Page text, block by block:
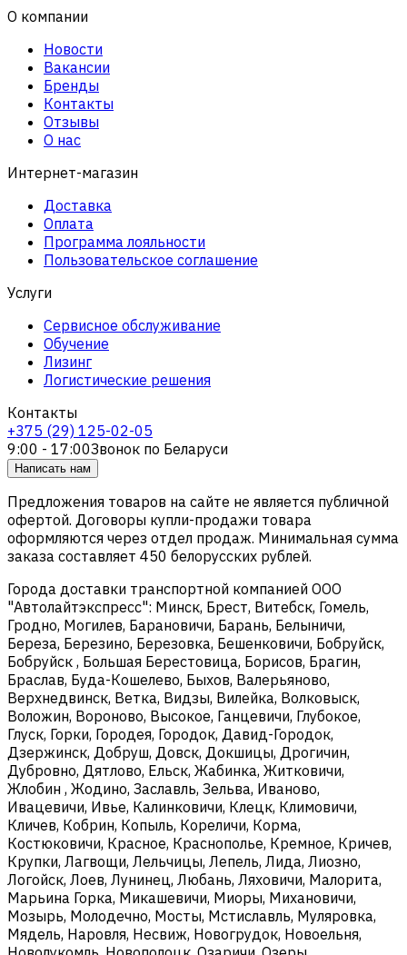
О компании
Новости
Вакансии
Бренды
Контакты
Отзывы
О нас
Интернет-магазин
Доставка
Оплата
Программа лояльности
Пользовательское соглашение
Услуги
Сервисное обслуживание
Обучение
Лизинг
Логистические решения
Контакты
+375 (29) 125-02-05
9:00 - 17:00Звонок по Беларуси
Написать нам
Предложения товаров на сайте не является публичной
офертой. Договоры купли-продажи товара
оформляются через отдел продаж. Минимальная сумма
заказа составляет 450 белорусских рублей.
Города доставки транспортной компанией ООО
"Автолайтэкспресс": Минск, Брест, Витебск, Гомель,
Гродно, Могилев, Барановичи, Барань, Белыничи,
Береза, Березино, Березовка, Бешенковичи, Бобруйск,
Бобруйск , Большая Берестовица, Борисов, Брагин,
Браслав, Буда-Кошелево, Быхов, Валерьяново,
Верхнедвинск, Ветка, Видзы, Вилейка, Волковыск,
Воложин, Вороново, Высокое, Ганцевичи, Глубокое,
Глуск, Горки, Городея, Городок, Давид-Городок,
Дзержинск, Добруш, Довск, Докшицы, Дрогичин,
Дубровно, Дятлово, Ельск, Жабинка, Житковичи,
Жлобин , Жодино, Заславль, Зельва, Иваново,
Ивацевичи, Ивье, Калинковичи, Клецк, Климовичи,
Кличев, Кобрин, Копыль, Кореличи, Корма,
Костюковичи, Красное, Краснополье, Кремное, Кричев,
Крупки, Лагвощи, Лельчицы, Лепель, Лида, Лиозно,
Логойск, Лоев, Лунинец, Любань, Ляховичи, Малорита,
Марьина Горка, Микашевичи, Миоры, Михановичи,
Мозырь, Молодечно, Мосты, Мстиславль, Муляровка,
Мядель, Наровля, Несвиж, Новогрудок, Новоельня,